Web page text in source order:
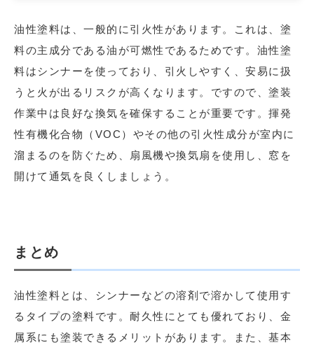
油性塗料は、一般的に引火性があります。これは、塗
料の主成分である油が可燃性であるためです。油性塗
料はシンナーを使っており、引火しやすく、安易に扱
うと火が出るリスクが高くなります。ですので、塗装
作業中は良好な換気を確保することが重要です。揮発
性有機化合物（VOC）やその他の引火性成分が室内に
溜まるのを防ぐため、扇風機や換気扇を使用し、窓を
開けて通気を良くしましょう。
まとめ
油性塗料とは、シンナーなどの溶剤で溶かして使用す
るタイプの塗料です。耐久性にとても優れており、金
属系にも塗装できるメリットがあります。また、基本